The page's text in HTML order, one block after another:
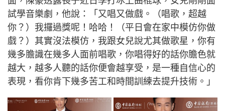
試學音樂劇，他說：「又唱又做戲。（唱歌，超越
你？）我攞過獎呢！哈哈！（平日會在家中模仿你做
戲？）其實沒法模仿，我跟女兒說尤其做歌星，你有
幾多膽識在幾多人面前唱歌，你唱得好的話你膽色就
越大，越多人聽的話你便會越享受，是一種自信心的
表現，看你肯下幾多苦工和時間訓練去提升技術。」